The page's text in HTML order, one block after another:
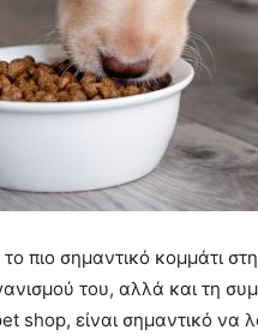
το πιο σημαντικό κομμάτι
του, αλλά και τη
shop, είναι σημαντικό να